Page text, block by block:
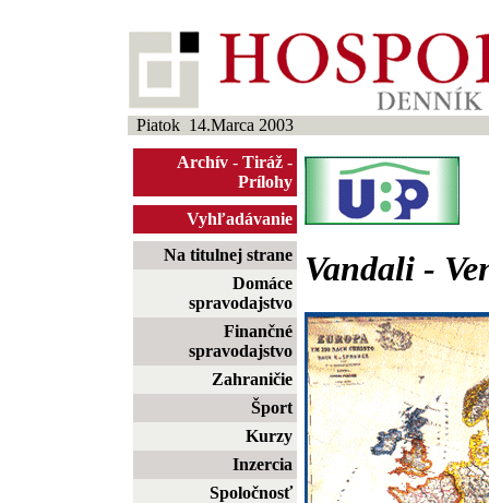
Piatok 14.Marca 2003
Archív - Tiráž -
Prílohy
Vyhľadávanie
Na titulnej strane
Domáce
spravodajstvo
Finančné
spravodajstvo
Zahraničie
Šport
Kurzy
Inzercia
Spoločnosť
Vandali -